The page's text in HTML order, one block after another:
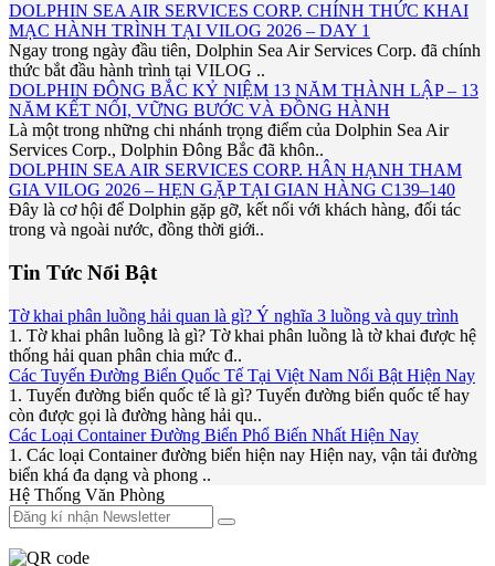
DOLPHIN SEA AIR SERVICES CORP. CHÍNH THỨC KHAI
MẠC HÀNH TRÌNH TẠI VILOG 2026 – DAY 1
Ngay trong ngày đầu tiên, Dolphin Sea Air Services Corp. đã chính
thức bắt đầu hành trình tại VILOG ..
DOLPHIN ĐÔNG BẮC KỶ NIỆM 13 NĂM THÀNH LẬP – 13
NĂM KẾT NỐI, VỮNG BƯỚC VÀ ĐỒNG HÀNH
Là một trong những chi nhánh trọng điểm của Dolphin Sea Air
Services Corp., Dolphin Đông Bắc đã khôn..
DOLPHIN SEA AIR SERVICES CORP. HÂN HẠNH THAM
GIA VILOG 2026 – HẸN GẶP TẠI GIAN HÀNG C139–140
Đây là cơ hội để Dolphin gặp gỡ, kết nối với khách hàng, đối tác
trong và ngoài nước, đồng thời giới..
Tin Tức Nổi Bật
Tờ khai phân luồng hải quan là gì? Ý nghĩa 3 luồng và quy trình
1. Tờ khai phân luồng là gì? Tờ khai phân luồng là tờ khai được hệ
thống hải quan phân chia mức đ..
Các Tuyến Đường Biển Quốc Tế Tại Việt Nam Nổi Bật Hiện Nay
1. Tuyến đường biển quốc tế là gì? Tuyến đường biển quốc tế hay
còn được gọi là đường hàng hải qu..
Các Loại Container Đường Biển Phổ Biến Nhất Hiện Nay
1. Các loại Container đường biển hiện nay Hiện nay, vận tải đường
biển khá đa dạng và phong ..
Hệ Thống Văn Phòng